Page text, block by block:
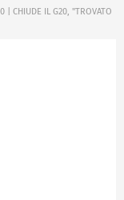
| CHIUDE IL G20, "TROVATO